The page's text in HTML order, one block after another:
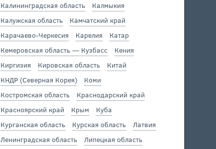
Калининградская область
Калмыкия
Калужская область
Камчатский край
Карачаево-Черкесия
Карелия
Катар
Кемеровская область — Кузбасс
Кения
Киргизия
Кировская область
Китай
КНДР (Северная Корея)
Коми
Костромская область
Краснодарский край
Красноярский край
Крым
Куба
Курганская область
Курская область
Латвия
Ленинградская область
Липецкая область